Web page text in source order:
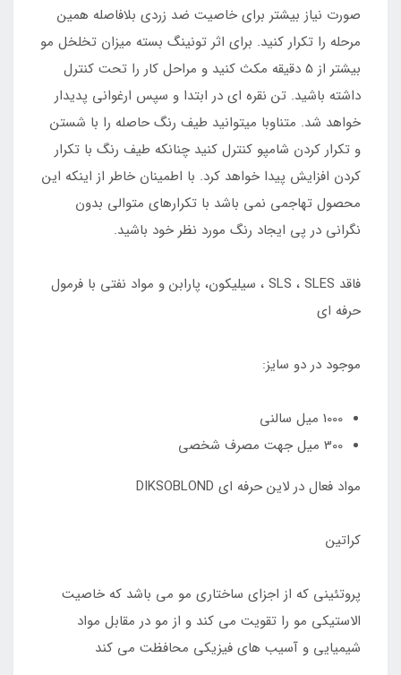
صورت نیاز بیشتر برای خاصیت ضد زردی بلافاصله همین
مرحله را تکرار کنید. برای اثر تونینگ بسته میزان تخلخل مو
بیشتر از 5 دقیقه مکث کنید و مراحل کار را تحت کنترل
داشته باشید. تن نقره ای در ابتدا و سپس ارغوانی پدیدار
خواهد شد. متناوبا میتوانید طیف رنگ حاصله را با شستن
و تکرار کردن شامپو کنترل کنید چنانکه طیف رنگ با تکرار
کردن افزایش پیدا خواهد کرد. با اطمینان خاطر از اینکه این
محصول تهاجمی نمی باشد با تکرارهای متوالی بدون
نگرانی در پی ایجاد رنگ مورد نظر خود باشید.
فاقد SLS ، SLES ، سیلیکون، پارابن و مواد نفتی با فرمول
حرفه ای
موجود در دو سایز:
1000 میل سالنی
300 میل جهت مصرف شخصی
مواد فعال در لاین حرفه ای DIKSOBLOND
کراتین
پروتئینی که از اجزای ساختاری مو می باشد که خاصیت
الاستیکی مو را تقویت می کند و از مو در مقابل مواد
شیمیایی و آسیب های فیزیکی محافظت می کند